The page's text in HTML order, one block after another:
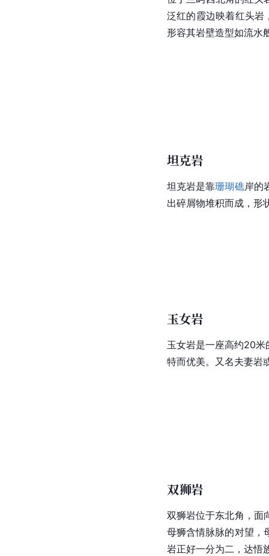
泛红的霞边映着红头
形容其岩壁造型如流水
坦克岩
坦克岩是靠珊瑚礁岸的
出碎屑物堆积而成，形
玉女岩
玉女岩是一座高约20
特而优美。又名夫妻岩
双狮岩
双狮岩位于东北角，面
母狮含情脉脉的对望，
岩正好一分为二，达悟